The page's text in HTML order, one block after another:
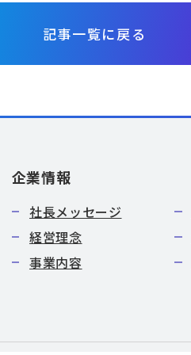
記事一覧に戻る
企業情報
社長メッセージ
経営理念
事業内容